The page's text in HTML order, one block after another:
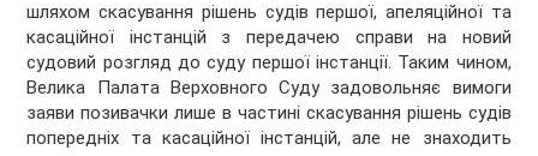
шляхом скасування рішень судів першої, апеляційної та
касаційної інстанцій з передачею справи на новий
судовий розгляд до суду першої інстанції. Таким чином,
Велика Палата Верховного Суду задовольняє вимоги
заяви позивачки лише в частині скасування рішень судів
попередніх та касаційної інстанцій, але не знаходить